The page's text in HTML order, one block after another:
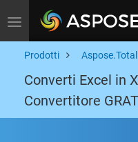
Toggle navigation
Prodotti Aspose.Total
Converti Excel in
Convertitore